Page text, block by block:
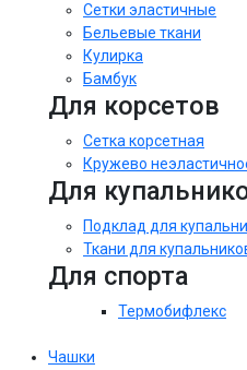
Сетки эластичные
Бельевые ткани
Кулирка
Бамбук
Для корсетов
Сетка корсетная
Кружево
Для
Подклад для
Ткани для
Для спорта
Термобифлекс
Чашки